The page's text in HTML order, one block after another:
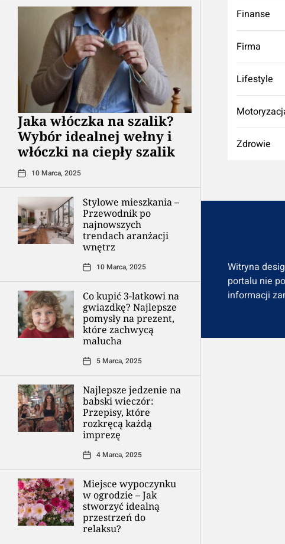
Jaka włóczka na szalik?
Wybór idealnej wełny i
włóczki na ciepły szalik
10 Marca, 2025
Stylowe mieszkania –
Przewodnik po
najnowszych
trendach aranżacji
wnętrz
10 Marca, 2025
Co kupić 3-latkowi na
gwiazdkę? Najlepsze
pomysły na prezent,
które zachwycą
malucha
5 Marca, 2025
Najlepsze jedzenie na
babski wieczór:
Przepisy, które
rozkręcą każdą
imprezę
4 Marca, 2025
Miejsce wypoczynku
w ogrodzie – Jak
stworzyć idealną
przestrzeń do
relaksu?
Finanse
Firma
Lifestyle
Zdrowie
Witryna
portalu nie
informacji